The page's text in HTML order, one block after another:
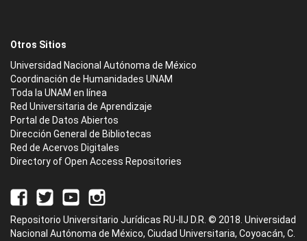
Otros Sitios
Universidad Nacional Autónoma de México
Coordinación de Humanidades UNAM
Toda la UNAM en línea
Red Universitaria de Aprendizaje
Portal de Datos Abiertos
Dirección General de Bibliotecas
Red de Acervos Digitales
Directory of Open Access Repositories
Repositorio Universitario Jurídicas RU-IIJ D.R. © 2018. Universidad
Nacional Autónoma de México, Ciudad Universitaria, Coyoacán, C.